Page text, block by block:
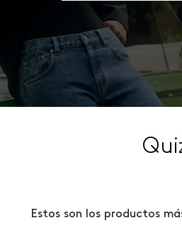
Estos son los productos